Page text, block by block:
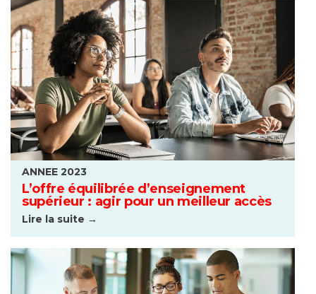
ANNEE 2023
L’offre équilibrée d’enseignement
supérieur : agir pour un meilleur accès
Lire la suite →